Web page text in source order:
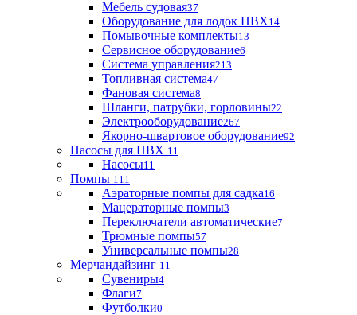
Мебель судовая37
Оборудование для лодок ПВХ14
Помывочные комплекты13
Сервисное оборудование6
Система управления213
Топливная система47
Фановая система8
Шланги, патрубки, горловины22
Электрооборудование267
Якорно-швартовое оборудование92
Насосы для ПВХ 11
Насосы11
Помпы 111
Аэраторные помпы для садка16
Мацераторные помпы3
Переключатели автоматические7
Трюмные помпы57
Универсальные помпы28
Мерчандайзинг 11
Сувениры4
Флаги7
Футболки0